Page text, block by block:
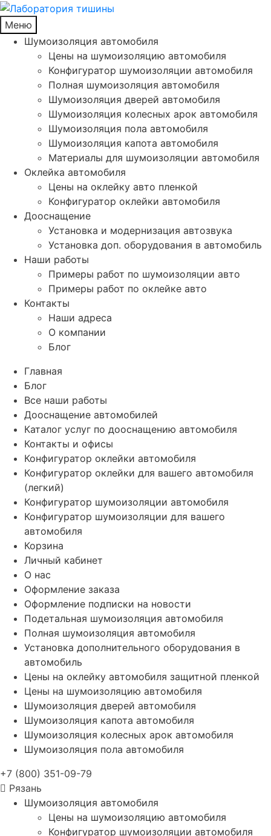
Меню
Шумоизоляция автомобиля
Цены на шумоизоляцию автомобиля
Конфигуратор шумоизоляции автомобиля
Полная шумоизоляция автомобиля
Шумоизоляция дверей автомобиля
Шумоизоляция колесных арок автомобиля
Шумоизоляция пола автомобиля
Шумоизоляция капота автомобиля
Материалы для шумоизоляции автомобиля
Оклейка автомобиля
Цены на оклейку авто пленкой
Конфигуратор оклейки автомобиля
Дооснащение
Установка и модернизация автозвука
Установка доп. оборудования в автомобиль
Наши работы
Примеры работ по шумоизоляции авто
Примеры работ по оклейке авто
Контакты
Наши адреса
О компании
Блог
Главная
Блог
Все наши работы
Дооснащение автомобилей
Каталог услуг по дооснащению автомобиля
Контакты и офисы
Конфигуратор оклейки автомобиля
Конфигуратор оклейки для вашего автомобиля
(легкий)
Конфигуратор шумоизоляции автомобиля
Конфигуратор шумоизоляции для вашего
автомобиля
Корзина
Личный кабинет
О нас
Оформление заказа
Оформление подписки на новости
Подетальная шумоизоляция автомобиля
Полная шумоизоляция автомобиля
Установка дополнительного оборудования в
автомобиль
Цены на оклейку автомобиля защитной пленкой
Цены на шумоизоляцию автомобиля
Шумоизоляция дверей автомобиля
Шумоизоляция капота автомобиля
Шумоизоляция колесных арок автомобиля
Шумоизоляция пола автомобиля
+7 (800) 351-09-79
Рязань
Шумоизоляция автомобиля
Цены на шумоизоляцию автомобиля
Конфигуратор шумоизоляции автомобиля